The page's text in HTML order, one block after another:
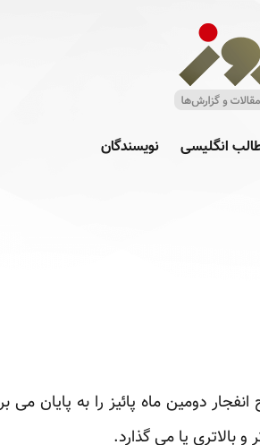
انگلیسی نویسندگان
دومین ماه پائیز را به پایان می
پا می گذارد.